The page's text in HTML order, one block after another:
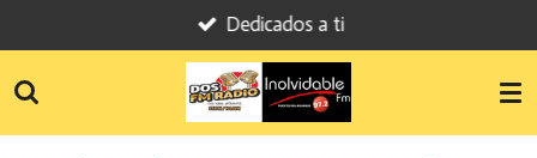
al
contenido
Dedicados a ti